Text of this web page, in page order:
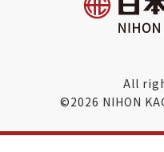
All
©2026 NIHON